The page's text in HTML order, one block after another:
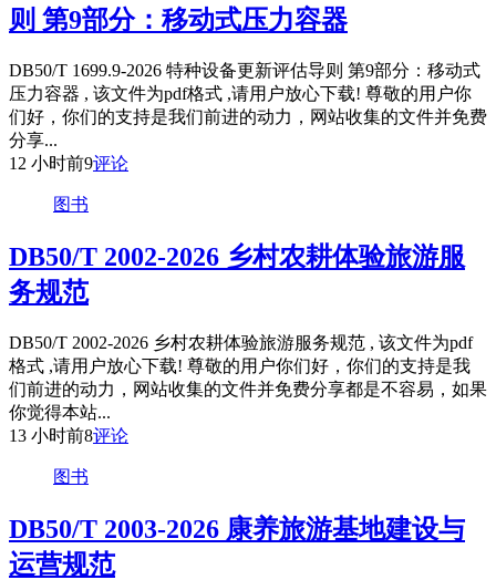
则 第9部分：移动式压力容器
DB50/T 1699.9-2026 特种设备更新评估导则 第9部分：移动式
压力容器 , 该文件为pdf格式 ,请用户放心下载! 尊敬的用户你
们好，你们的支持是我们前进的动力，网站收集的文件并免费
分享...
12 小时前9评论
图书
DB50/T 2002-2026 乡村农耕体验旅游服
务规范
DB50/T 2002-2026 乡村农耕体验旅游服务规范 , 该文件为pdf
格式 ,请用户放心下载! 尊敬的用户你们好，你们的支持是我
们前进的动力，网站收集的文件并免费分享都是不容易，如果
你觉得本站...
13 小时前8评论
图书
DB50/T 2003-2026 康养旅游基地建设与
运营规范